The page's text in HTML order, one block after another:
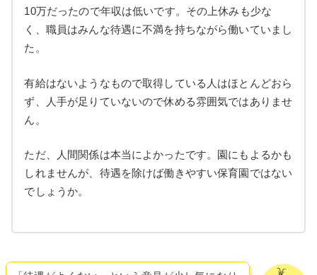
10万だったので年収は低いです。その上休みも少な
く、職員はみんな待遇に不満を持ちながら働いていまし
た。
有給はないようなもので取得している人はほとんどおら
ず、人手が足りていないので休める雰囲気ではありませ
ん。
ただ、人間関係は本当によかったです。園にもよるかも
しれませんが、待遇を除けば働きやすい保育園ではない
でしょうか。